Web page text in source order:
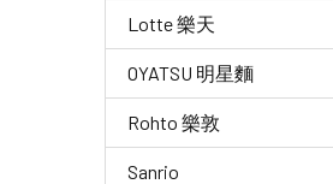
Lotte 樂天
OYATSU 明星麵
Rohto 樂敦
Sanrio